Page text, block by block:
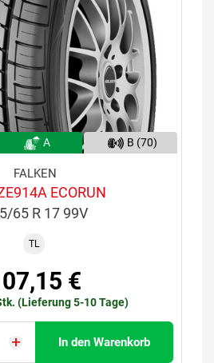
A B (70)
FALKEN
ECORUN
65 R 17 99V
TL
€
(Lieferung 5-10 Tage)
In den Warenkorb